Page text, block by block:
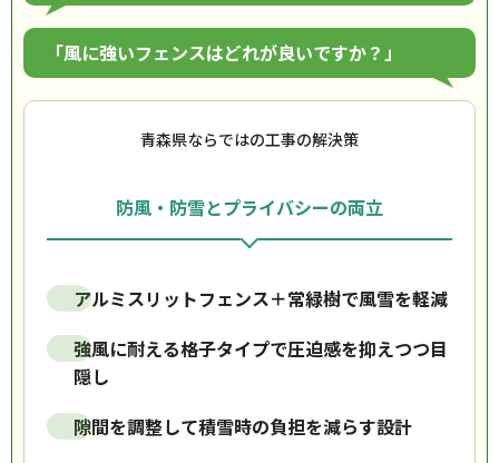
「風に強いフェンスはどれが良いですか？」
青森県ならではの工事の解決策
防風・防雪とプライバシーの両立
アルミスリットフェンス＋常緑樹で風雪を軽減
強風に耐える格子タイプで圧迫感を抑えつつ目
隠し
隙間を調整して積雪時の負担を減らす設計